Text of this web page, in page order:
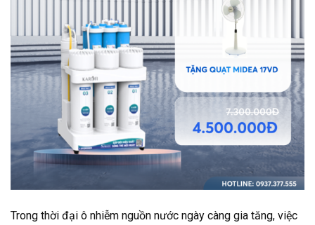
Trong thời đại ô nhiễm nguồn nước ngày càng gia tăng, việc